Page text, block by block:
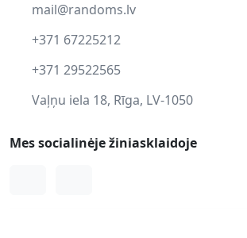
mail@randoms.lv
+371 67225212
+371 29522565
Vaļņu iela 18, Rīga, LV-1050
Mes socialinėje žiniasklaidoje